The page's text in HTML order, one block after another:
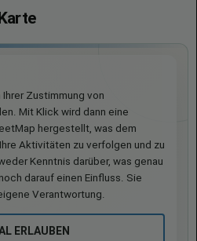
Zustimmung von
Mit Klick wird dann eine
hergestellt, was dem
Aktivitäten zu verfolgen und zu
Kenntnis darüber, was genau
darauf einen Einfluss. Sie
Verantwortung.
ERLAUBEN